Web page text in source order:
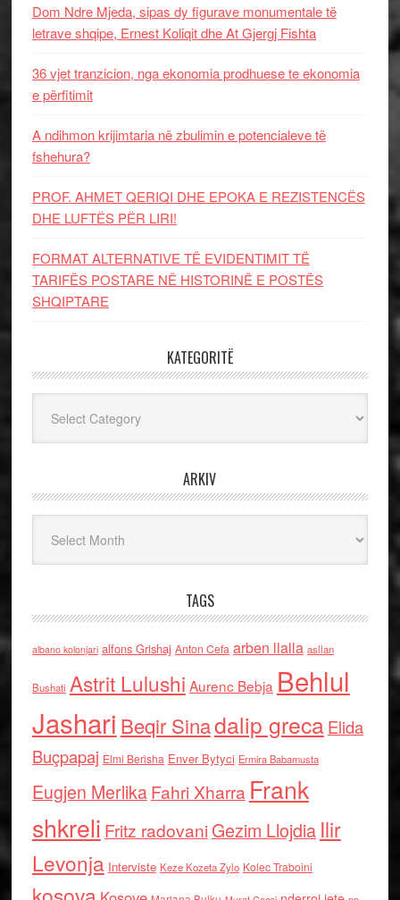
Dom Ndre Mjeda, sipas dy figurave monumentale të
letrave shqipe, Ernest Koliqit dhe At Gjergj Fishta
36 vjet tranzicion, nga ekonomia prodhuese te ekonomia
e përfitimit
A ndihmon krijimtaria në zbulimin e potencialeve të
fshehura?
PROF. AHMET QERIQI DHE EPOKA E REZISTENCЁS
DHE LUFTЁS PЁR LIRI!
FORMAT ALTERNATIVE TË EVIDENTIMIT TË
TARIFËS POSTARE NË HISTORINË E POSTËS
SHQIPTARE
KATEGORITË
ARKIV
TAGS
albano kolonjari alfons Grishaj Anton Cefa arben llalla asllan
Bushati Astrit Lulushi Aurenc Bebja Behlul
Jashari Beqir Sinadalip grecaElida
Buçpapaj Elmi Berisha Enver Bytyci Ermira Babamusta
Eugjen MerlikaFahri Xharra Frank
shkreli Fritz radovaniGezim Llojdia Ilir
Levonja Interviste Keze Kozeta Zylo Kolec Traboini